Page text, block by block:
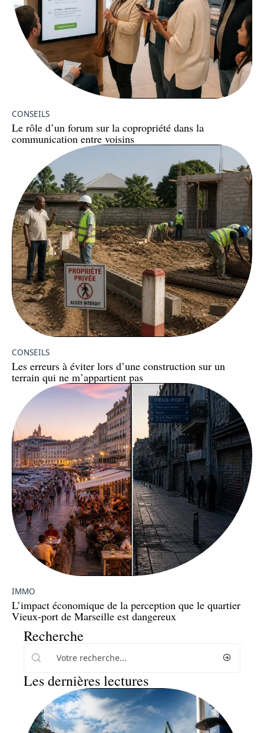
CONSEILS
Le rôle d’un forum sur la copropriété dans la
communication entre voisins
CONSEILS
Les erreurs à éviter lors d’une construction sur un
terrain qui ne m’appartient pas
IMMO
L’impact économique de la perception que le quartier
Vieux-port de Marseille est dangereux
Recherche
Les dernières lectures